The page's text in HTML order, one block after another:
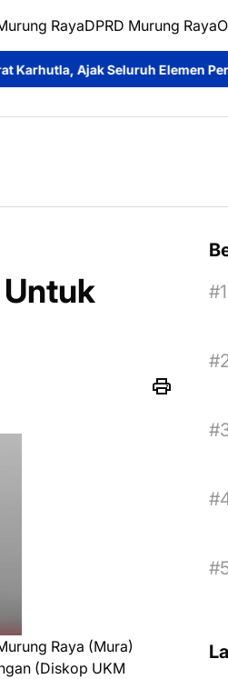
RayaDPRD Murung Raya
Elemen Perkuat Pencegahan
Raya (Mura)
(Diskop UKM